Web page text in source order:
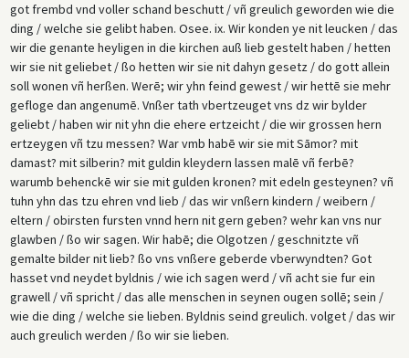
got frembd vnd voller schand beschutt / vñ greulich geworden wie die
ding / welche sie gelibt haben. Osee. ix. Wir konden ye nit leucken / das
wir die genante heyligen in die kirchen auß lieb gestelt haben / hetten
wir sie nit geliebet / ßo hetten wir sie nit dahyn gesetz / do gott allein
soll wonen vñ herßen. Werē; wir yhn feind gewest / wir hettē sie mehr
gefloge dan angenumē. Vnßer tath vbertzeuget vns dz wir bylder
geliebt / haben wir nit yhn die ehere ertzeicht / die wir grossen hern
ertzeygen vñ tzu messen? War vmb habē wir sie mit Sāmor? mit
damast? mit silberin? mit guldin kleydern lassen malē vñ ferbē?
warumb behenckē wir sie mit gulden kronen? mit edeln gesteynen? vñ
tuhn yhn das tzu ehren vnd lieb / das wir vnßern kindern / weibern /
eltern / obirsten fursten vnnd hern nit gern geben? wehr kan vns nur
glawben / ßo wir sagen. Wir habē; die Olgotzen / geschnitzte vñ
gemalte bilder nit lieb? ßo vns vnßere geberde vberwyndten? Got
hasset vnd neydet byldnis / wie ich sagen werd / vñ acht sie fur ein
grawell / vñ spricht / das alle menschen in seynen ougen sollē; sein /
wie die ding / welche sie lieben. Byldnis seind greulich. volget / das wir
auch greulich werden / ßo wir sie lieben.